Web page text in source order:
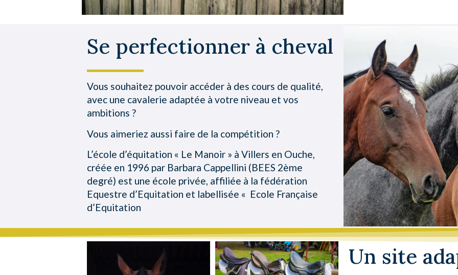
Se perfectionner à cheval
Vous souhaitez pouvoir accéder à des cours de qualité,
avec une cavalerie adaptée à votre niveau et vos
ambitions ?
Vous aimeriez aussi faire de la compétition ?
L’école d’équitation « Le Manoir » à Villers en Ouche,
créée en 1996 par Barbara Cappellini (BEES 2ème
degré) est une école privée, affiliée à la fédération
Equestre d’Equitation et labellisée « Ecole Française
d’Equitation
Un site